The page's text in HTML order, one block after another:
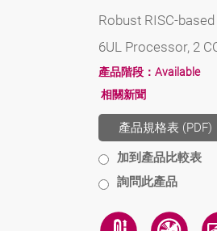
Robust RISC-
6UL Processor, 2
產品階段： Available
相關新聞
產品規格表 (PDF)
加到產品比較表
詢問此產品